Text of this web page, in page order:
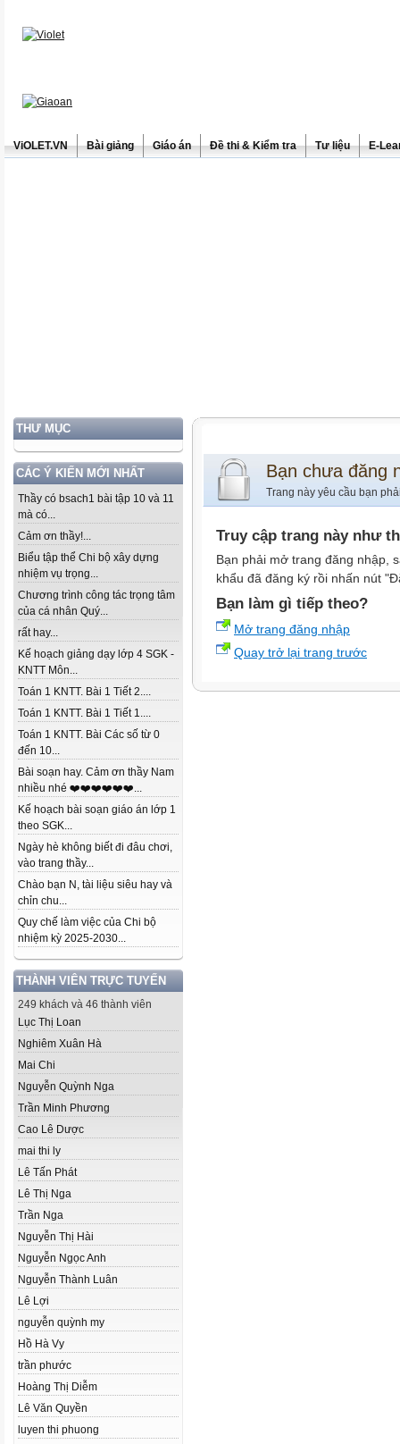
ViOLET.VN Bài giảng Giáo án Đề thi & Kiểm tra Tư liệu E-
THƯ MỤC
CÁC Ý KIẾN MỚI NHẤT
Thầy có bsach1 bài tập 10 và 11
mà có...
Cảm ơn thầy!...
Biểu tập thể Chi bộ xây dựng
nhiệm vụ trọng...
Chương trình công tác trọng tâm
của cá nhân Quý...
rất hay...
Kế hoạch giảng dạy lớp 4 SGK -
KNTT Môn...
Toán 1 KNTT. Bài 1 Tiết 2....
Toán 1 KNTT. Bài 1 Tiết 1....
Toán 1 KNTT. Bài Các số từ 0
đến 10...
Bài soạn hay. Cảm ơn thầy Nam
nhiều nhé ❤️❤️❤️❤️❤️❤️...
Kế hoạch bài soạn giáo án lớp 1
theo SGK...
Ngày hè không biết đi đâu chơi,
vào trang thầy...
Chào bạn N, tài liệu siêu hay và
chỉn chu...
Quy chế làm việc của Chi bộ
nhiệm kỳ 2025-2030...
THÀNH VIÊN TRỰC TUYẾN
249 khách và 46 thành viên
Lục Thị Loan
Nghiêm Xuân Hà
Mai Chi
Nguyễn Quỳnh Nga
Trần Minh Phương
Cao Lê Dược
mai thi ly
Lê Tấn Phát
Lê Thị Nga
Trần Nga
Nguyễn Thị Hài
Nguyễn Ngọc Anh
Nguyễn Thành Luân
Lê Lợi
nguyễn quỳnh my
Hồ Hà Vy
trần phước
Hoàng Thị Diễm
Lê Văn Quyền
luyen thi phuong
Bạn chưa đăng
Trang này yêu cầu bạn
Truy cập trang này như
Bạn phải mở trang đăng nhập,
khẩu đã đăng ký rồi nhấn nút
Bạn làm gì tiếp theo?
Mở trang đăng nhập
Quay trở lại trang trước